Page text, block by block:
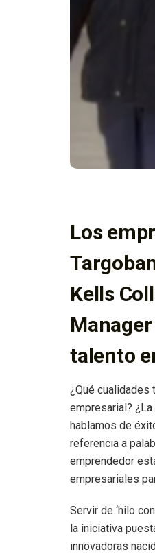
Los
Kells
talento
¿Qué cualidades
empresarial?
hablamos de
referencia a
emprendedor
empresariales
Servir de ‘hilo
la iniciativa
innovadoras